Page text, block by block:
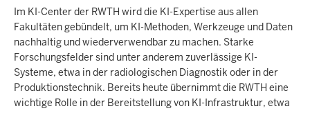
Im KI-Center der RWTH wird die KI-Expertise aus allen
Fakultäten gebündelt, um KI-Methoden, Werkzeuge und Daten
nachhaltig und wiederverwendbar zu machen. Starke
Forschungsfelder sind unter anderem zuverlässige KI-
Systeme, etwa in der radiologischen Diagnostik oder in der
Produktionstechnik. Bereits heute übernimmt die RWTH eine
wichtige Rolle in der Bereitstellung von KI-Infrastruktur, etwa